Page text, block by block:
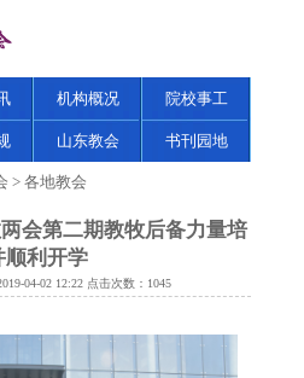
机构概况 院校事工
山东教会 书刊园地
> 各地教会
会第二期教牧后备力量培
顺利开学
04-02 12:22 点击次数： 1045